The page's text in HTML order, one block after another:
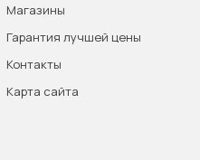
Магазины
Гарантия лучшей цены
Контакты
Карта сайта